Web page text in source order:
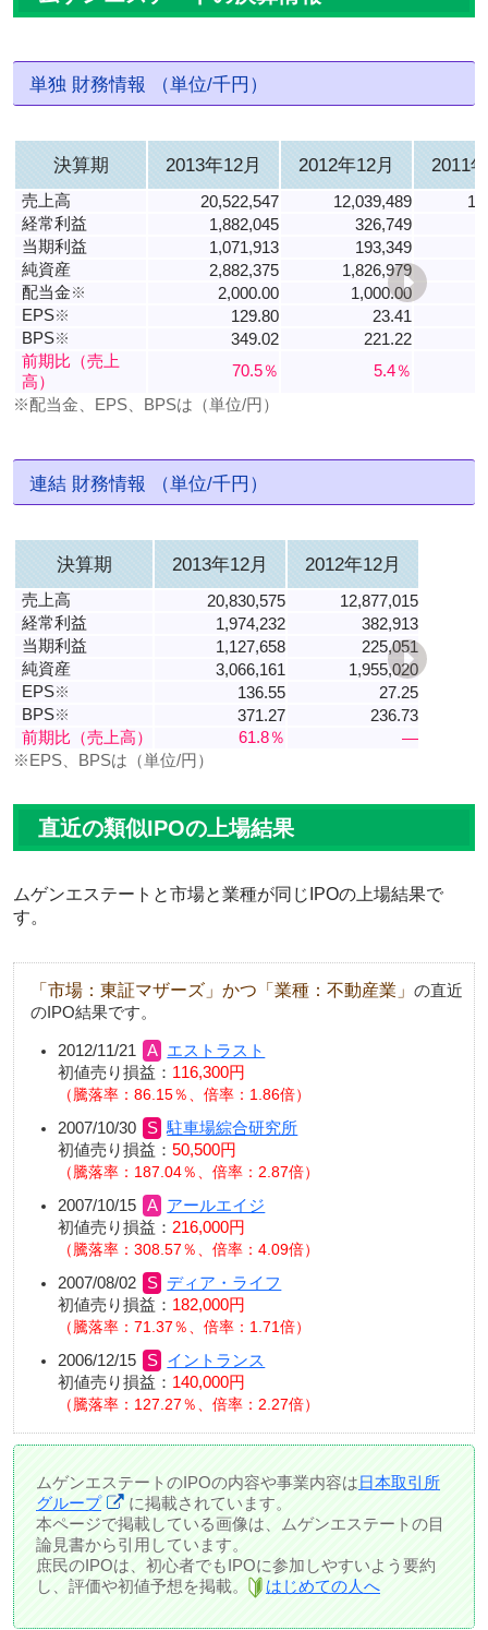
単独 財務情報 （単位/千円）
決算期 2013年12月 2012年12月 2011
売上高 20,522,547 12,039,489
経常利益
1,882,045
326,749
当期利益
1,071,913
193,349
純資産
2,882,375 1,826,979
配当金※ 2,000.00 1,000.00
EPS※ 129.80 23.41
BPS※ 349.02 221.22
前期比（売上
高）
70.5％
5.4％
※配当金、EPS、BPSは（単位/円）
連結 財務情報 （単位/千円）
決算期 2013年12月 2012年12月
売上高 20,830,575
12,877,015
経常利益
1,974,232
382,913
当期利益
1,127,658
225,051
純資産
3,066,161
1,955,020
EPS※ 136.55
27.25
BPS※ 371.27
236.73
前期比（売上高）
61.8％
―
※EPS、BPSは（単位/円）
直近の類似IPOの上場結果
ムゲンエステートと市場と業種が同じIPOの上場結果で
す。
「市場：東証マザーズ」かつ「業種：不動産業」 の直近
のIPO結果です。
2012/11/21
エストラスト
初値売り損益： 116,300円
騰落率：86.15％、倍率：1.86倍
2007/10/30
駐車場綜合研究所
初値売り損益： 50,500円
騰落率：187.04％、倍率：2.87倍
2007/10/15
アールエイジ
初値売り損益： 216,000円
騰落率：308.57％、倍率：4.09倍
2007/08/02
ディア・ライフ
初値売り損益： 182,000円
騰落率：71.37％、倍率：1.71倍
2006/12/15
イントランス
初値売り損益： 140,000円
騰落率：127.27％、倍率：2.27倍
ムゲンエステートのIPOの内容や事業内容は日本取引所
グループ
に掲載されています。
本ページで掲載している画像は、ムゲンエステートの目
論見書から引用しています。
庶民のIPOは、初心者でもIPOに参加しやすいよう要約
し、評価や初値予想を掲載。
はじめての人へ